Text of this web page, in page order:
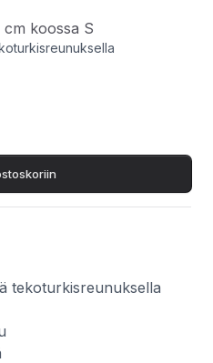
koossa S
S
tekoturkisreunuksella